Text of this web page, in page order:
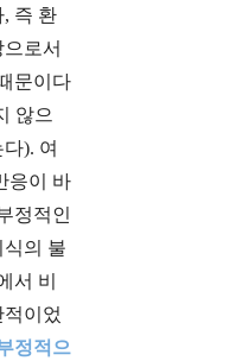
즉 환
로서
문이다
않으
). 여
응이 바
정적인
의 불
서 비
이었
정적으